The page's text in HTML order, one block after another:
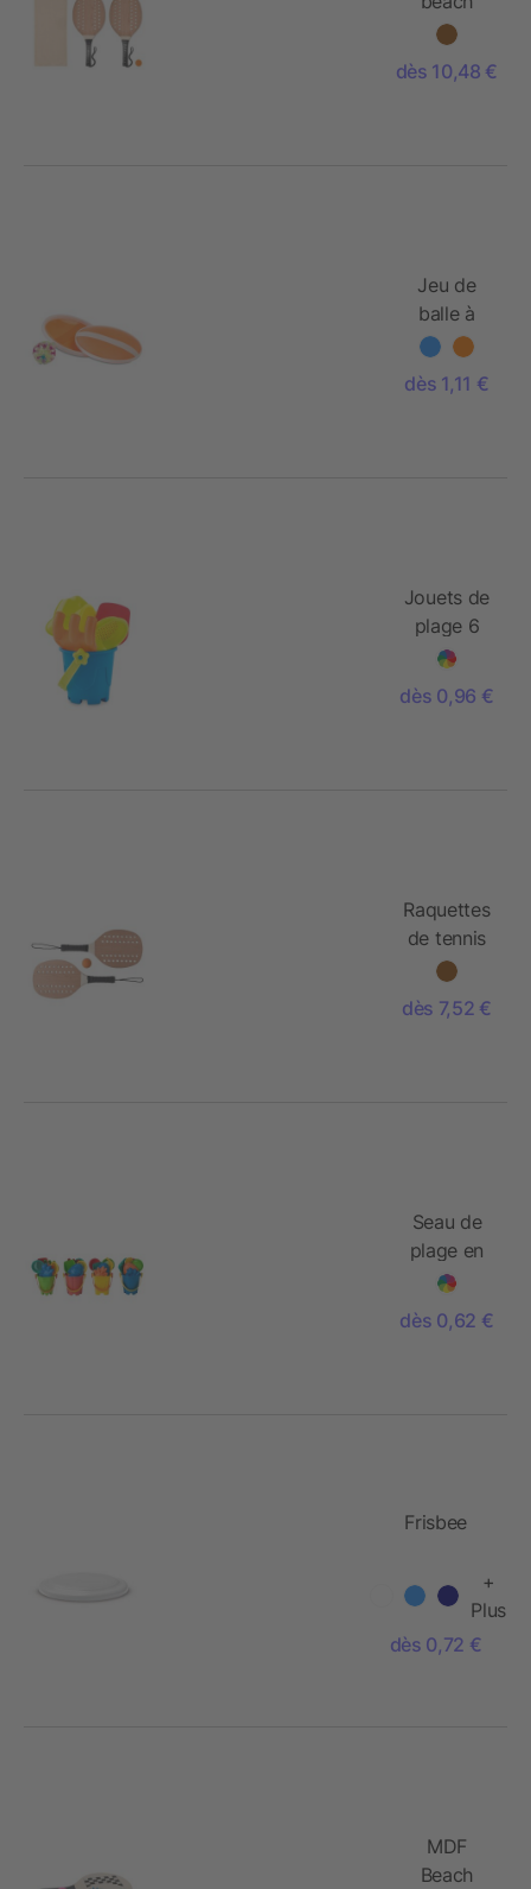
tennis set
dès 10,48 €
Jeu de
balle à
ventouses
dès 1,11 €
Jouets de
plage 6
pcs
dès 0,96 €
Raquettes
de tennis
en bois de
Sergio
dès 7,52 €
Seau de
plage en
PP Matheo
dès 0,62 €
Frisbee
+
Plus
dès 0,72 €
MDF
Beach